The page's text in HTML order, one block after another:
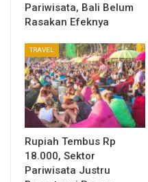
Pariwisata, Bali Belum
Rasakan Efeknya
TRAVEL
Rupiah Tembus Rp
18.000, Sektor
Pariwisata Justru